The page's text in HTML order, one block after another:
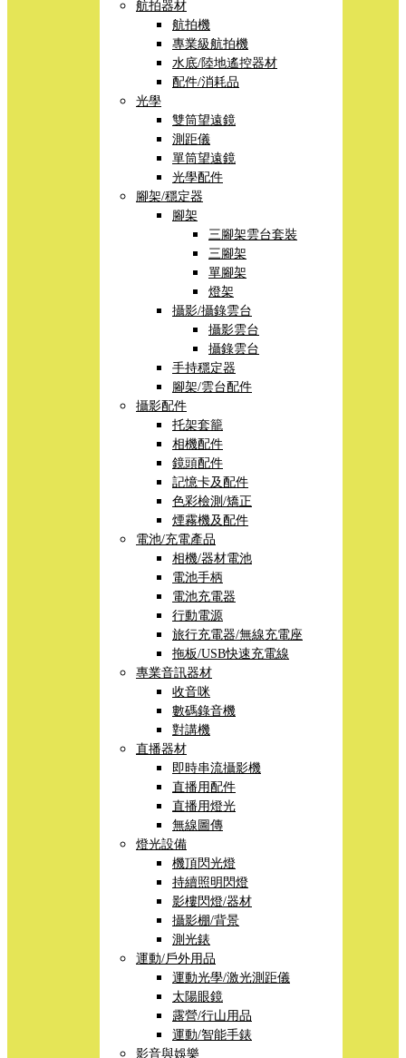
航拍器材
航拍機
專業級航拍機
水底/陸地遙控器材
配件/消耗品
光學
雙筒望遠鏡
測距儀
單筒望遠鏡
光學配件
腳架/穩定器
腳架
三腳架雲台套裝
三腳架
單腳架
燈架
攝影/攝錄雲台
攝影雲台
攝錄雲台
手持穩定器
腳架/雲台配件
攝影配件
托架套籠
相機配件
鏡頭配件
記憶卡及配件
色彩檢測/矯正
煙霧機及配件
電池/充電產品
相機/器材電池
電池手柄
電池充電器
行動電源
旅行充電器/無線充電座
拖板/USB快速充電線
專業音訊器材
收音咪
數碼錄音機
對講機
直播器材
即時串流攝影機
直播用配件
直播用燈光
無線圖傳
燈光設備
機頂閃光燈
持續照明閃燈
影樓閃燈/器材
攝影棚/背景
測光錶
運動/戶外用品
運動光學/激光測距儀
太陽眼鏡
露營/行山用品
運動/智能手錶
影音與娛樂